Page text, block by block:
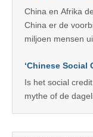
China en Afrika
China er de
miljoen mensen
‘Chinese Social
Is het social
mythe of de